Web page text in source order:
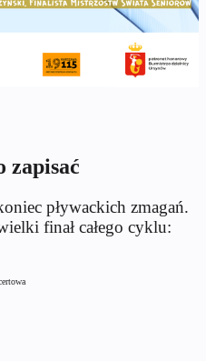
zapisać
pływackich zmagań.
finał całego cyklu: